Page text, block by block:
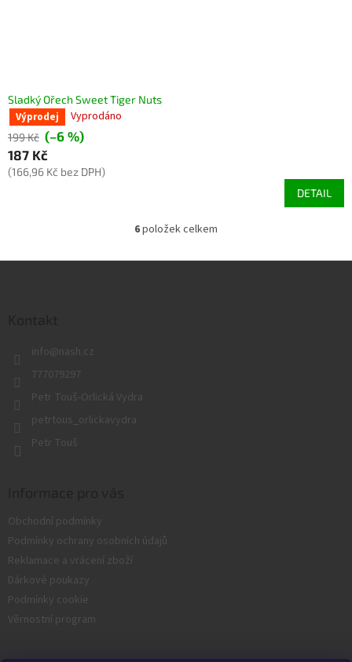
Sladký Ořech Sweet Tiger Nuts
Výprodej Vyprodáno
199 Kč (–6 %)
187 Kč
(166,96 Kč bez DPH)
DETAIL
O
l
6položek celkem
info@nash.cz
777079297
Petr Touš-Orlická Vydra
petrtous_orlickavydra
Petr Touš
Obchodní podmínky
Podmínky ochrany osobních údajů
Reklamace a vrácení zboží
Dárkové poukazy
Podmínky cookie
Věrnostní program